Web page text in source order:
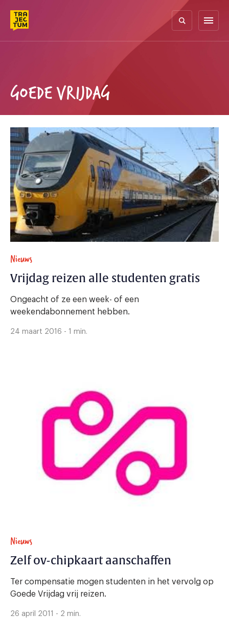
content
menu
GOEDE VRIJDAG
Nieuws
Vrijdag reizen alle studenten gratis
Ongeacht of ze een week- of een
weekendabonnement hebben.
24 maart 2016 - 1 min.
Nieuws
Zelf ov-chipkaart aanschaffen
Ter compensatie mogen studenten in het vervolg op
Goede Vrijdag vrij reizen.
26 april 2011 - 2 min.